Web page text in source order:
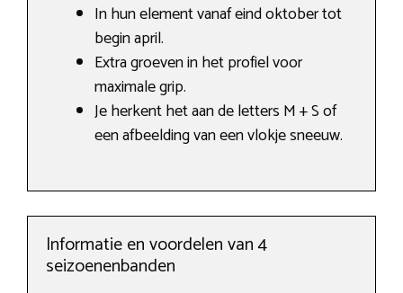
In hun element vanaf eind oktober tot
begin april.
Extra groeven in het profiel voor
maximale grip.
Je herkent het aan de letters M + S of
een afbeelding van een vlokje sneeuw.
Informatie en voordelen van 4
seizoenenbanden